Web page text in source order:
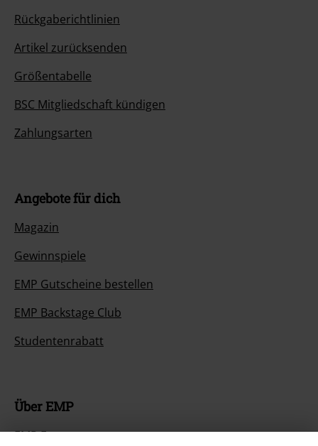
Rückgaberichtlinien
Artikel zurücksenden
Größentabelle
BSC Mitgliedschaft kündigen
Zahlungsarten
Angebote für dich
Magazin
Gewinnspiele
EMP Gutscheine bestellen
EMP Backstage Club
Studentenrabatt
Über EMP
EMP Events